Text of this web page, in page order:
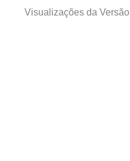
Visualizações da Versão